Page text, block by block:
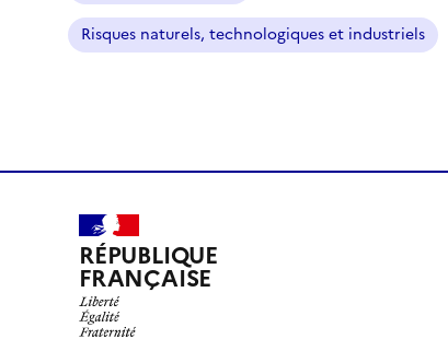
Risques naturels, technologiques et industriels
RÉPUBLIQUE
FRANÇAISE